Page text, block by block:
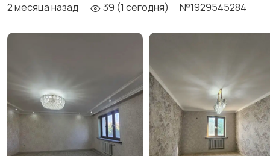
2 месяца назад 39 (1 сегодня) №1929545284